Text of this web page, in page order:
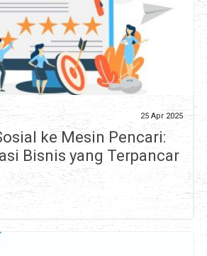
25 Apr 2025
ke Mesin Pencari:
Bisnis yang Terpancar